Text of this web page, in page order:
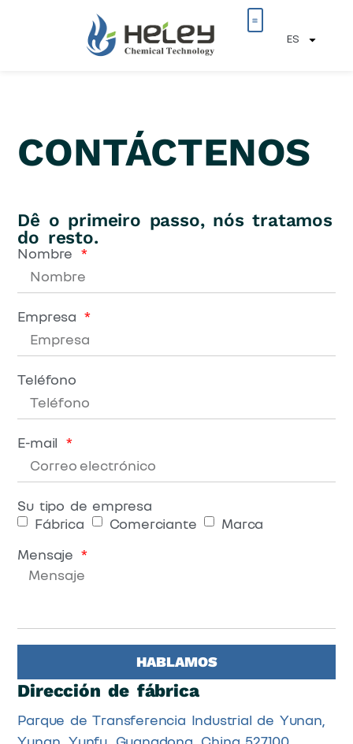
ES
We'd Love To Hear From You
CONTÁCTENOS
Dirección de fábrica
Parque de Transferencia Industrial de Yunan,
Dê o primeiro passo, nós tratamos
do resto.
Nombre
Empresa
Teléfono
E-mail
Su tipo de empresa
Fábrica
Comerciante
Marca
Mensaje
HABLAMOS